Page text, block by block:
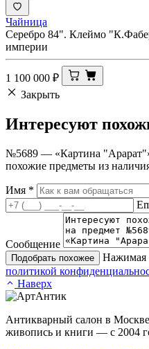
Чайница
Серебро 84". Клеймо
империи
1 100 000 ₽
Закрыть
Интересуют
№5689 — «Картина
похожие предметы из
Имя *
Сообщение
Подобрать похожее
Нажимая
политикой
Наверх
Антикварный салон в
живопись и книги — с 2004